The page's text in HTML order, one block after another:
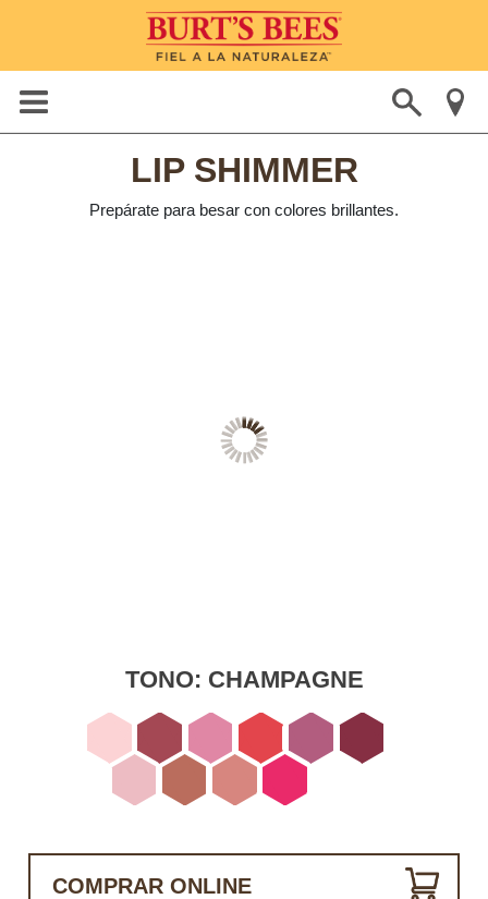
LIP SHIMMER
Prepárate para besar con colores brillantes.
TONO: CHAMPAGNE
COMPRAR ONLINE